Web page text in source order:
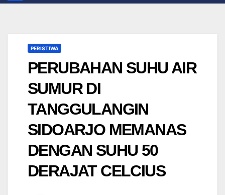
PERISTIWA
PERUBAHAN SUHU AIR
SUMUR DI
TANGGULANGIN
SIDOARJO MEMANAS
DENGAN SUHU 50
DERAJAT CELCIUS